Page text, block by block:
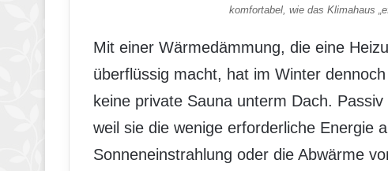
komfortabel, wie das Klimahaus
Mit einer Wärmedämmung, die eine
überflüssig macht, hat im Winter
keine private Sauna unterm Dach.
weil sie die wenige erforderliche Energie
Sonneneinstrahlung oder die Abwärme